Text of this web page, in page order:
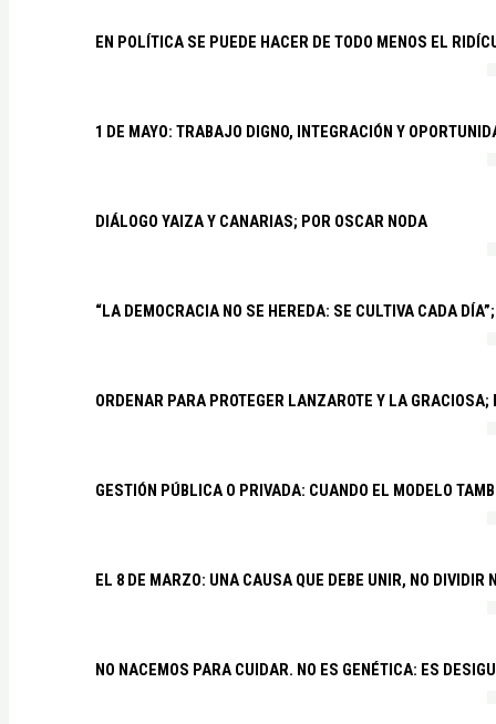
EN POLÍTICA SE PUEDE HACER DE TODO MENOS EL
1 DE MAYO: TRABAJO DIGNO, INTEGRACIÓN Y
DIÁLOGO YAIZA Y CANARIAS; POR OSCAR NODA
“LA DEMOCRACIA NO SE HEREDA: SE CULTIVA CADA
ORDENAR PARA PROTEGER LANZAROTE Y LA
GESTIÓN PÚBLICA O PRIVADA: CUANDO EL MODELO
EL 8 DE MARZO: UNA CAUSA QUE DEBE UNIR, NO DIVIDIR
NO NACEMOS PARA CUIDAR. NO ES GENÉTICA: ES